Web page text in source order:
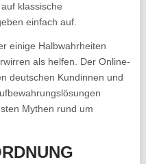
klassische
einfach auf.
einige Halbwahrheiten
als helfen. Der Online-
deutschen Kundinnen und
Mythen rund um